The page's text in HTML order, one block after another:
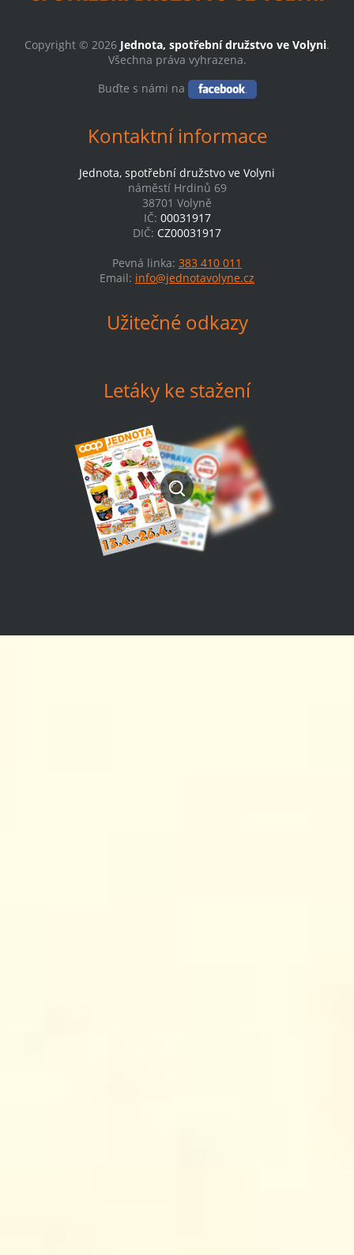
Copyright © 2026 Jednota, spotřební družstvo ve Volyni.
Všechna práva vyhrazena.
Buďte s námi na
Kontaktní informace
Jednota, spotřební družstvo ve Volyni
náměstí Hrdinů 69
38701 Volyně
IČ: 00031917
DIČ: CZ00031917
Pevná linka: 383 410 011
Email: info@jednotavolyne.cz
Užitečné odkazy
Letáky ke stažení